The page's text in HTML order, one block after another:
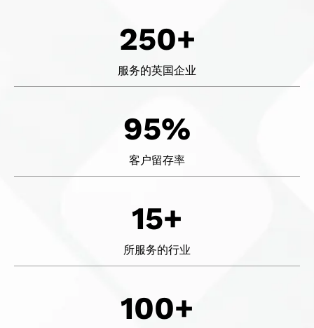
250+
服务的英国企业
95%
客户留存率
15+
所服务的行业
100+